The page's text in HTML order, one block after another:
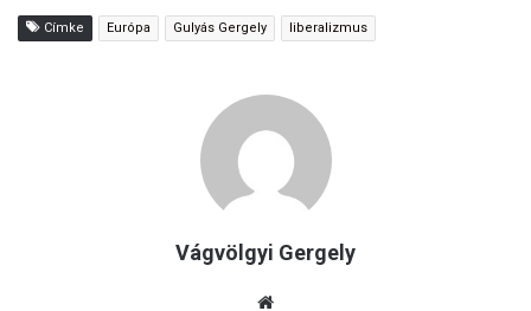
Címke Európa Gulyás Gergely liberalizmus
Vágvölgyi Gergely